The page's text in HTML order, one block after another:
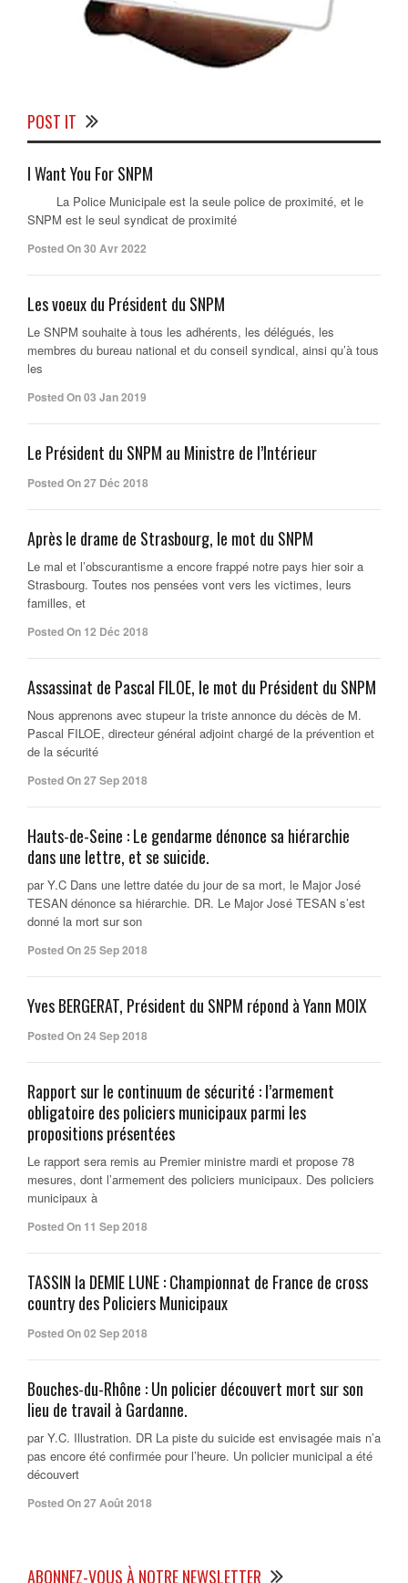
POST IT
I Want You For SNPM
La Police Municipale est la seule police de proximité, et le
SNPM est le seul syndicat de proximité
Posted On 30 Avr 2022
Les voeux du Président du SNPM
Le SNPM souhaite à tous les adhérents, les délégués, les
membres du bureau national et du conseil syndical, ainsi qu’à tous
les
Posted On 03 Jan 2019
Le Président du SNPM au Ministre de l’Intérieur
Posted On 27 Déc 2018
Après le drame de Strasbourg, le mot du SNPM
Le mal et l’obscurantisme a encore frappé notre pays hier soir a
Strasbourg. Toutes nos pensées vont vers les victimes, leurs
familles, et
Posted On 12 Déc 2018
Assassinat de Pascal FILOE, le mot du Président du SNPM
Nous apprenons avec stupeur la triste annonce du décès de M.
Pascal FILOE, directeur général adjoint chargé de la prévention et
de la sécurité
Posted On 27 Sep 2018
Hauts-de-Seine : Le gendarme dénonce sa hiérarchie
dans une lettre, et se suicide.
par Y.C Dans une lettre datée du jour de sa mort, le Major José
TESAN dénonce sa hiérarchie. DR. Le Major José TESAN s’est
donné la mort sur son
Posted On 25 Sep 2018
Yves BERGERAT, Président du SNPM répond à Yann MOIX
Posted On 24 Sep 2018
Rapport sur le continuum de sécurité : l’armement
obligatoire des policiers municipaux parmi les
propositions présentées
Le rapport sera remis au Premier ministre mardi et propose 78
mesures, dont l’armement des policiers municipaux. Des policiers
municipaux à
Posted On 11 Sep 2018
TASSIN la DEMIE LUNE : Championnat de France de cross
country des Policiers Municipaux
Posted On 02 Sep 2018
Bouches-du-Rhône : Un policier découvert mort sur son
lieu de travail à Gardanne.
par Y.C. Illustration. DR La piste du suicide est envisagée mais n’a
pas encore été confirmée pour l’heure. Un policier municipal a été
découvert
Posted On 27 Août 2018
ABONNEZ-VOUS À NOTRE NEWSLETTER